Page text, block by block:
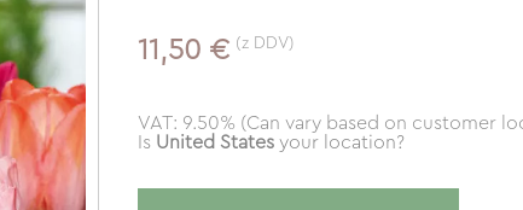
11,50 € (z DDV)
VAT: 9.50% (Can vary based on customer
Is United States your location?